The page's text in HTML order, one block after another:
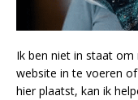
Ik ben niet in staat
website in te voeren
hier plaatst, kan ik